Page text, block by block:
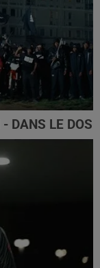
DANS LE DOS